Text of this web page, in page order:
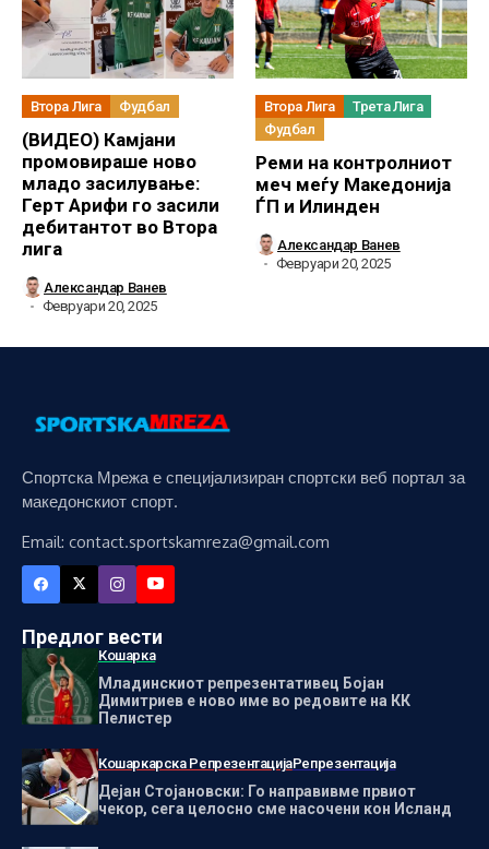
Втора Лига Фудбал
(ВИДЕО) Камјани
промовираше ново
младо засилување:
Герт Арифи го засили
дебитантот во Втора
лига
Александар Ванев
Февруари 20, 2025
Втора Лига
Трета Лига
Фудбал
Реми на контролниот
меч меѓу Македонија
ЃП и Илинден
Александар Ванев
Февруари 20, 2025
Спортска Мрежа е специјализиран спортски веб портал за
македонскиот спорт.
Email: contact.sportskamreza@gmail.com
Предлог вести
Кошарка
Младинскиот репрезентативец Бојан
Димитриев е ново име во редовите на КК
Пелистер
Кошаркарска РепрезентацијаРепрезентација
Дејан Стојановски: Го направивме првиот
чекор, сега целосно сме насочени кон Исланд